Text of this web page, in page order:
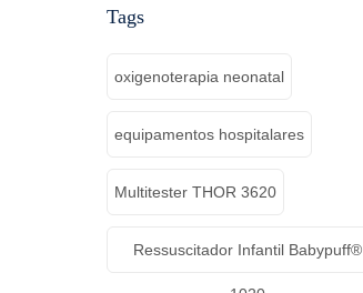
Tags
oxigenoterapia neonatal
equipamentos hospitalares
Multitester THOR 3620
Ressuscitador Infantil Babypuff®